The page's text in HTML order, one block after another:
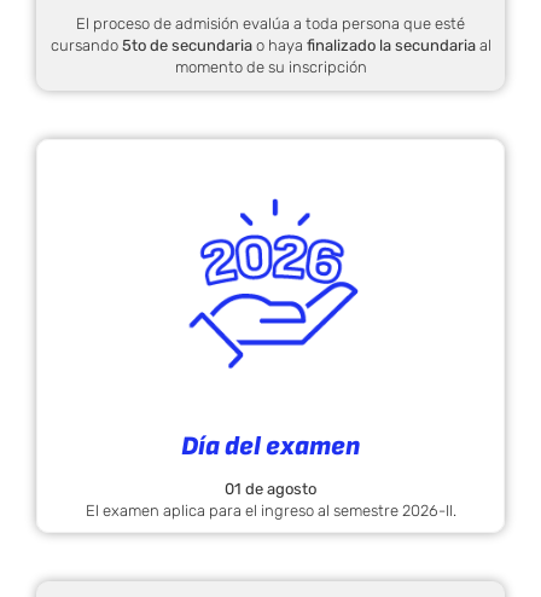
El proceso de admisión evalúa a toda persona que esté
cursando 5to de secundariao haya finalizado la secundariaal
momento de su inscripción
Día del examen
01 de agosto
El examen aplica para el ingreso al semestre 2026-II.